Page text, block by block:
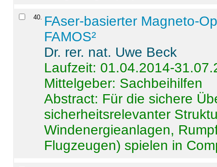
40. FAser-basierter Magneto-
FAMOS²
Dr. rer. nat. Uwe Beck
Laufzeit: 01.04.2014-
Mittelgeber: Sachbeihilfen
Abstract: Für die sichere
sicherheitsrelevanter
Windenergieanlagen,
Flugzeugen) spielen in